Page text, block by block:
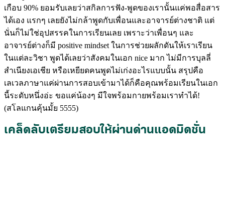
เกือบ 90% ยอมรับเลยว่าสกิลการฟัง-พูดของเรานั้นแค่พอสื่อสาร
ได้เอง แรกๆ เลยยังไม่กล้าพูดกับเพื่อนและอาจารย์ต่างชาติ แต่
นั่นก็ไม่ใช่อุปสรรคในการเรียนเลย เพราะว่าเพื่อนๆ และ
อาจารย์ต่างก็มี positive mindset ในการช่วยผลักดันให้เราเรียน
ในแต่ละวิชา พูดได้เลยว่าสังคมในเอก nice มาก ไม่มีการบุลลี่
สำเนียงเอเชีย หรือเหยียดคนพูดไม่เก่งอะไรแบบนั้น สรุปคือ
เลเวลภาษาแค่ผ่านการสอบเข้ามาได้ก็คือคุณพร้อมเรียนในเอก
นี้ระดับหนึ่งอ่ะ ขอแค่น้องๆ มีใจพร้อมกายพร้อมเราทำได้!
(สโลแกนคุ้นมั้ย 5555)
เคล็ดลับเตรียมสอบให้ผ่านด่านแอดมิดชั่น